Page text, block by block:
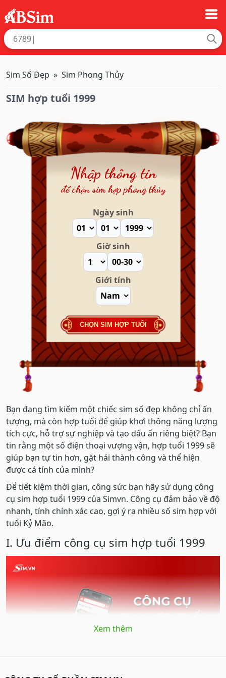
Sim Số Đẹp Sim Phong Thủy
SIM hợp tuổi 1999
Nhập thông tin
để chọn sim hợp phong thủy
Ngày sinh
Giờ sinh
Giới tính
CHỌN SIM HỢP TUỔI
Bạn đang tìm kiếm một chiếc sim số đẹp không chỉ ấn
tượng, mà còn hợp tuổi để giúp khơi thông năng lượng
tích cực, hỗ trợ sự nghiệp và tạo dấu ấn riêng biệt? Bạn
tin rằng một số điện thoại vượng vận, hợp tuổi 1999 sẽ
giúp bạn tự tin hơn, gặt hái thành công và thể hiện
được cá tính của mình?
Để tiết kiệm thời gian, công sức bạn hãy sử dụng công
cụ sim hợp tuổi 1999 của Simvn. Công cụ đảm bảo về độ
nhanh, tính chính xác cao, gợi ý ra nhiều số sim hợp với
tuổi Kỷ Mão.
I. Ưu điểm công cụ sim hợp tuổi 1999
Xem thêm